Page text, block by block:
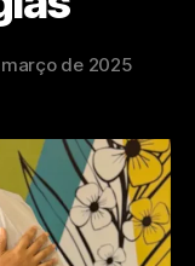
de 2025